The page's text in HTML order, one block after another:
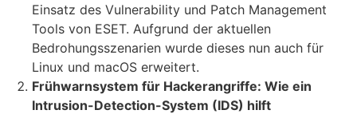
Einsatz des Vulnerability und Patch Management
Tools von ESET. Aufgrund der aktuellen
Bedrohungsszenarien wurde dieses nun auch für
Linux und macOS erweitert.
Frühwarnsystem für Hackerangriffe: Wie ein
Intrusion-Detection-System (IDS) hilft